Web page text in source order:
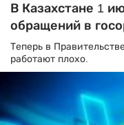
В Казахстане 1
обращений в
Теперь в
работают плохо.